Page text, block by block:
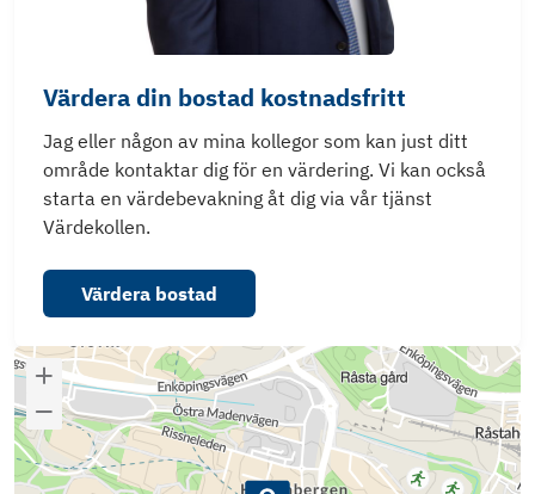
Värdera din bostad kostnadsfritt
Jag eller någon av mina kollegor som kan just ditt
område kontaktar dig för en värdering. Vi kan också
starta en värdebevakning åt dig via vår tjänst
Värdekollen.
Värdera bostad